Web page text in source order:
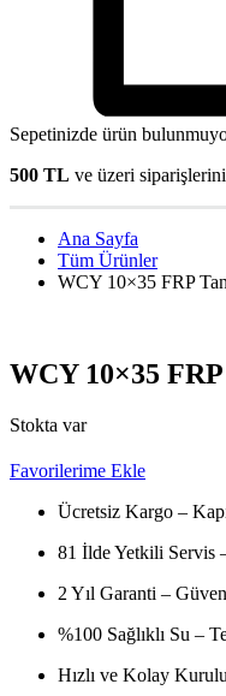
Sepetinizde ürün
500 TL ve üzeri
Ana Sayfa
Tüm Ürünler
WCY 10×35 FRP
WCY 10×35
Stokta var
Favorilerime Ekle
Ücretsiz Kargo –
81 İlde Yetkili Servis
2 Yıl Garanti –
%100 Sağlıklı Su –
Hızlı ve Kolay